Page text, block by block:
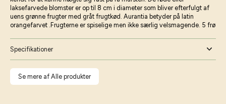
laksefarvede blomster er op til 8 cm i diameter som bliver efterfulgt af
uens grønne frugter med gråt frugtkød. Aurantia betyder på latin
orangefarvet .Frugterne er spiselige men ikke særlig velsmagende. 5 frø
Specifikationer
Se mere af Alle produkter